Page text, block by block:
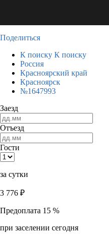
Поделиться
К поиску К поиску
Россия
Красноярский край
Красноярск
№1647993
Заезд
Отъезд
Гости
за сутки
3 776 ₽
Предоплата 15 %
при заселении сегодня